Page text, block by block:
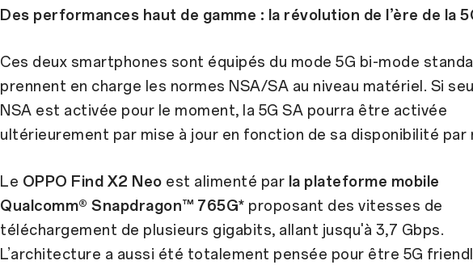
Des performances haut de gamme : la révolution de l’ère de la
Ces deux smartphones sont équipés du mode 5G bi-mode
prennent en charge les normes NSA/SA au niveau matériel. Si
NSA est activée pour le moment, la 5G SA pourra être activée
ultérieurement par mise à jour en fonction de sa disponibilité par
Le OPPO Find X2 Neo est alimenté par la plateforme mobile
Qualcomm® Snapdragon™ 765G* proposant des vitesses de
téléchargement de plusieurs gigabits, allant jusqu'à 3,7 Gbps.
L’architecture a aussi été totalement pensée pour être 5G